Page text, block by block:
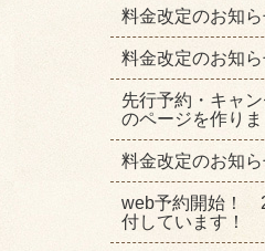
料金改定のお知
料金改定のお知
先行予約・キャ
のページを作りま
料金改定のお知
web予約開始！
付しています！